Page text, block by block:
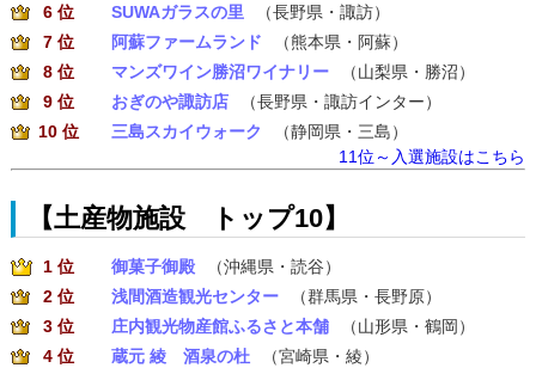
6 位
SUWAガラスの里
（長野県・諏訪）
7 位
阿蘇ファームランド
（熊本県・阿蘇）
8 位
マンズワイン勝沼ワイナリー
（山梨県・勝沼）
9 位
おぎのや諏訪店
（長野県・諏訪インター）
10 位
三島スカイウォーク
（静岡県・三島）
11位～入選施設はこちら
【土産物施設 トップ10】
1 位 御菓子御殿
（沖縄県・読谷）
2 位
浅間酒造観光センター
（群馬県・長野原）
3 位
庄内観光物産館ふるさと本舗
（山形県・鶴岡）
4 位
蔵元 綾 酒泉の杜
（宮崎県・綾）